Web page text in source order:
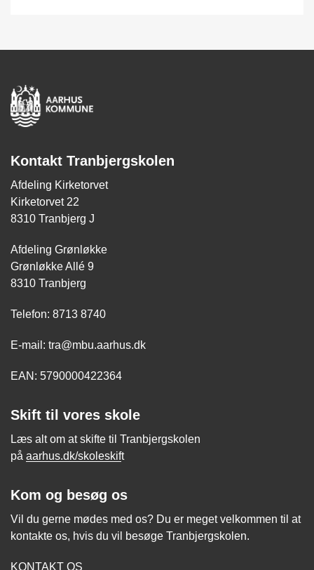
Kontakt Tranbjergskolen
Afdeling Kirketorvet
Kirketorvet 22
8310 Tranbjerg J
Afdeling Grønløkke
Grønløkke Allé 9
8310 Tranbjerg
Telefon: 8713 8740
E-mail: tra@mbu.aarhus.dk
EAN: 5790000422364
Skift til vores skole
Læs alt om at skifte til Tranbjergskolen
på aarhus.dk/skoleskift
Kom og besøg os
Vil du gerne mødes med os? Du er meget velkommen til at
kontakte os, hvis du vil besøge Tranbjergskolen.
KONTAKT OS